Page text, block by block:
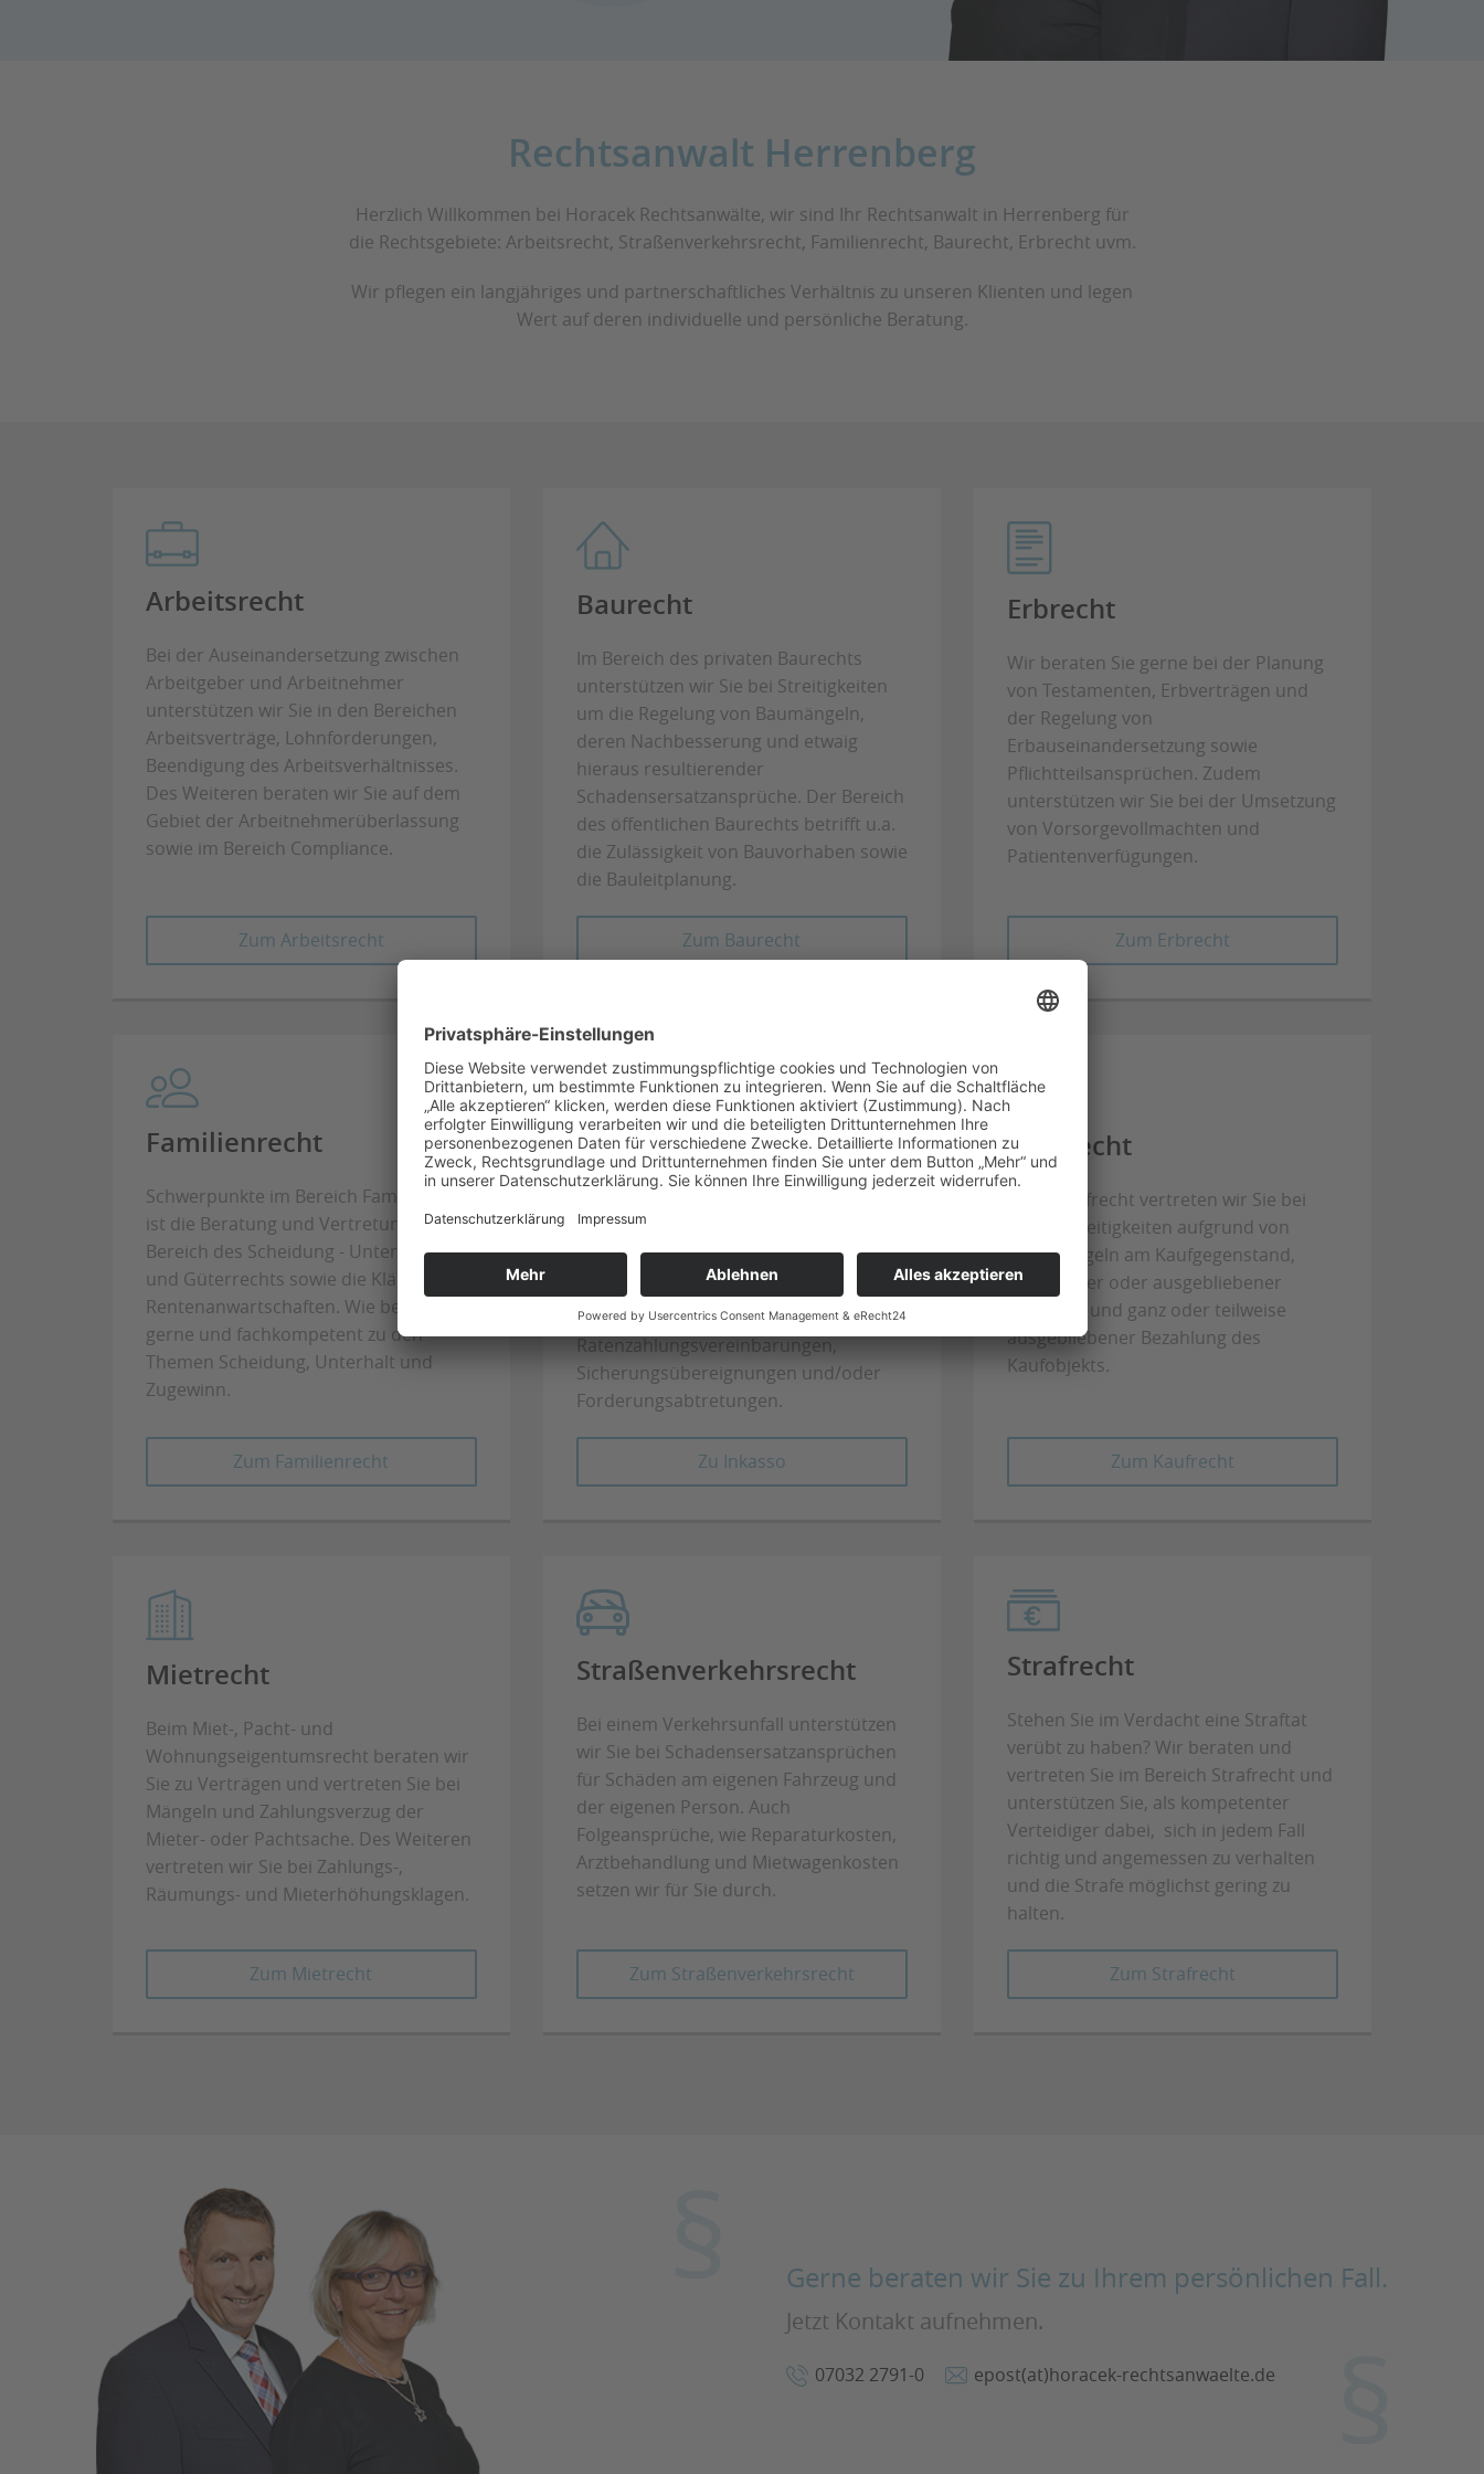
Rechtsanwalt Herrenberg
Herzlich Willkommen bei Horacek Rechtsanwälte, wir sind Ihr Rechtsanwalt in Herrenberg für
die Rechtsgebiete: Arbeitsrecht, Straßenverkehrsrecht, Familienrecht, Baurecht, Erbrecht uvm.
Wir pflegen ein langjähriges und partnerschaftliches Verhältnis zu unseren Klienten und legen
Wert auf deren individuelle und persönliche Beratung.
Arbeitsrecht
Bei der Auseinandersetzung zwischen
Arbeitgeber und Arbeitnehmer
unterstützen wir Sie in den Bereichen
Arbeitsverträge, Lohnforderungen,
Beendigung des Arbeitsverhältnisses.
Des Weiteren beraten wir Sie auf dem
Gebiet der Arbeitnehmerüberlassung
sowie im Bereich Compliance.
Zum Arbeitsrecht
Baurecht
Im Bereich des privaten Baurechts
unterstützen wir Sie bei Streitigkeiten
um die Regelung von Baumängeln,
deren Nachbesserung und etwaig
hieraus resultierender
Schadensersatzansprüche. Der Bereich
des öffentlichen Baurechts betrifft u.a.
die Zulässigkeit von Bauvorhaben sowie
die Bauleitplanung.
Zum Baurecht
Erbrecht
Wir beraten Sie gerne bei der Planung
von Testamenten, Erbverträgen und
der Regelung von
Erbauseinandersetzung sowie
Pflichtteilsansprüchen. Zudem
unterstützen wir Sie bei der Umsetzung
von Vorsorgevollmachten und
Patientenverfügungen.
Zum Erbrecht
Familienrecht
Schwerpunkte im Bereich Familienrecht
ist die Beratung und Vertretung im
Bereich des Scheidung - Unterhalts-
und Güterrechts sowie die Klärung der
Rentenanwartschaften. Wie beraten Sie
gerne und fachkompetent zu den
Themen Scheidung, Unterhalt und
Zugewinn.
Zum Familienrecht
Inkasso
außergerichtlich und gerichtlich bei der
Beitreibung von unbezahlten
Rechnungen im In-und Ausland. Wir
erstellen u.a.
Ratenzahlungsvereinbarungen,
Sicherungsübereignungen und/oder
Forderungsabtretungen.
Zu Inkasso
Kaufrecht
Beim Kaufrecht vertreten wir Sie bei
Rechtsstreitigkeiten aufgrund von
Sachmängeln am Kaufgegenstand,
verspäteter oder ausgebliebener
Lieferung und ganz oder teilweise
ausgebliebener Bezahlung des
Kaufobjekts.
Zum Kaufrecht
Mietrecht
Beim Miet-, Pacht- und
Wohnungseigentumsrecht beraten wir
Sie zu Verträgen und vertreten Sie bei
Mängeln und Zahlungsverzug der
Mieter- oder Pachtsache. Des Weiteren
vertreten wir Sie bei Zahlungs-,
Räumungs- und Mieterhöhungsklagen.
Zum Mietrecht
Straßenverkehrsrecht
Bei einem Verkehrsunfall unterstützen
wir Sie bei Schadensersatzansprüchen
für Schäden am eigenen Fahrzeug und
der eigenen Person. Auch
Folgeansprüche, wie Reparaturkosten,
Arztbehandlung und Mietwagenkosten
setzen wir für Sie durch.
Zum Straßenverkehrsrecht
Strafrecht
Stehen Sie im Verdacht eine Straftat
verübt zu haben? Wir beraten und
vertreten Sie im Bereich Strafrecht und
unterstützen Sie, als kompetenter
Verteidiger dabei, sich in jedem Fall
richtig und angemessen zu verhalten
und die Strafe möglichst gering zu
halten.
Zum Strafrecht
Gerne beraten wir Sie zu Ihrem persönlichen Fall.
Jetzt Kontakt aufnehmen.
07032 2791-0 epost(at)horacek-rechtsanwaelte.de